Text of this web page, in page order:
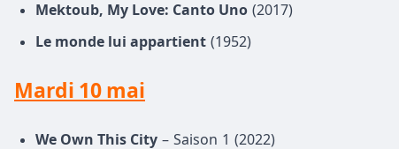
Mektoub, My Love: Canto Uno (2017)
Le monde lui appartient (1952)
Mardi 10 mai
We Own This City – Saison 1 (2022)